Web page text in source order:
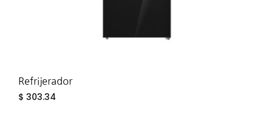
Refrijerador
$ 303.34